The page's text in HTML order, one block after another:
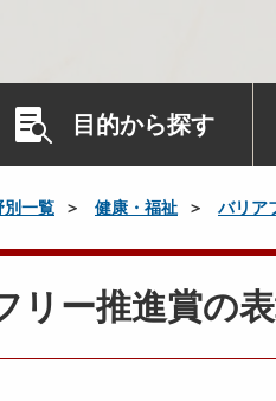
目的から探す
別一覧 健康・福祉 バリア
リー推進賞の